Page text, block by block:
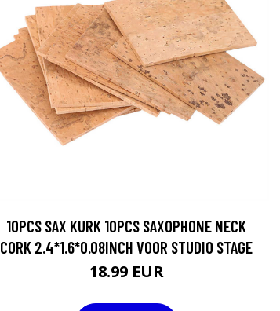
10PCS SAX KURK 10PCS SAXOPHONE NECK
CORK 2.4*1.6*0.08INCH VOOR STUDIO STAGE
18.99 EUR